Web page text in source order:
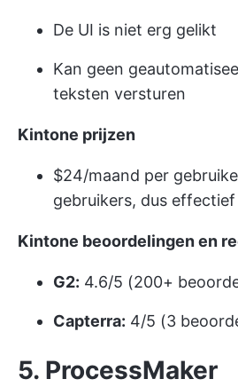
De UI is niet erg gelikt
Kan geen
teksten versturen
Kintone prijzen
$24/maand per
gebruikers, dus
Kintone beoordelingen en
G2: 4.6/5 (200+
Capterra: 4/5 (3
5. ProcessMaker